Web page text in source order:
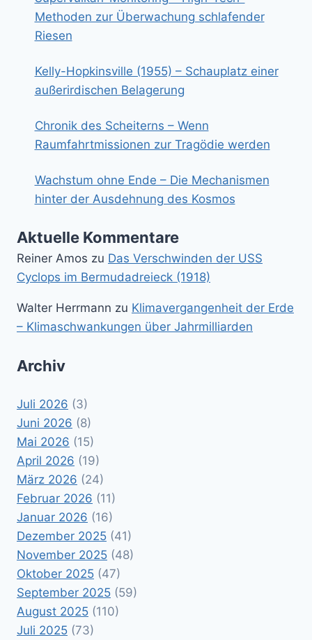
Methoden zur Überwachung schlafender
Riesen
Kelly-Hopkinsville (1955) – Schauplatz einer
außerirdischen Belagerung
Chronik des Scheiterns – Wenn
Raumfahrtmissionen zur Tragödie werden
Wachstum ohne Ende – Die Mechanismen
hinter der Ausdehnung des Kosmos
Aktuelle Kommentare
Reiner Amos zu Das Verschwinden der USS
Cyclops im Bermudadreieck (1918)
Walter Herrmann zu Klimavergangenheit der Erde
– Klimaschwankungen über Jahrmilliarden
Archiv
Juli 2026 (3)
Juni 2026 (8)
Mai 2026 (15)
April 2026 (19)
März 2026 (24)
Februar 2026 (11)
Januar 2026 (16)
Dezember 2025 (41)
November 2025 (48)
Oktober 2025 (47)
September 2025 (59)
August 2025 (110)
Juli 2025 (73)